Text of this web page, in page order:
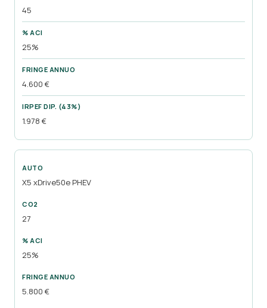
45
25%
4.600 €
1.978 €
X5 xDrive50e PHEV
27
25%
5.800 €